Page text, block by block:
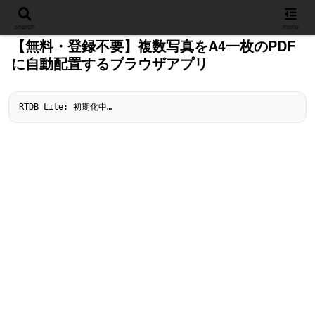
​【無料・登録不要】複数写真をA4一枚のPDF
に自動配置するブラウザアプリ
RTDB Lite: 初期化中…
search menu